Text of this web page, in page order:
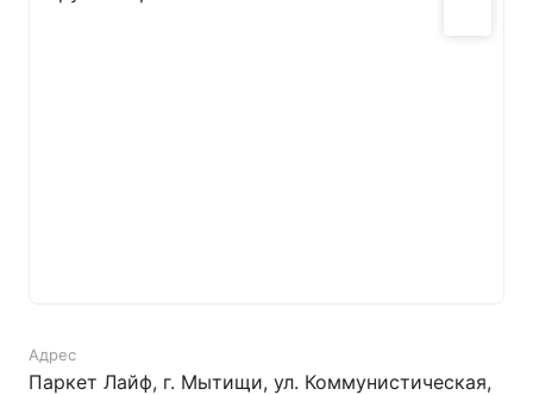
Адрес
Паркет Лайф, г. Мытищи, ул. Коммунистическая,